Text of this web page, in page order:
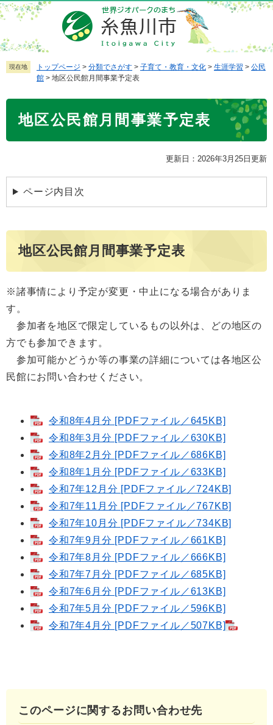
ペ
ー
ジ
の
先
メ
ニ
ュ
ー
を
本
現在地 トップページ > 分類でさがす > 子育て・教育・文化 > 生涯学習 > 公民
館 > 地区公民館月間事業予定表
地区公民館月間事業予定表
更新日：2026年3月25日更新
ページ内目次
地区公民館月間事業予定表
※諸事情により予定が変更・中止になる場合がありま
す。
参加者を地区で限定しているもの以外は、どの地区の
方でも参加できます。
参加可能かどうか等の事業の詳細については各地区公
民館にお問い合わせください。​
令和8年4月分 [PDFファイル／645KB]
令和8年3月分 [PDFファイル／630KB]
令和8年2月分 [PDFファイル／686KB]
令和8年1月分 [PDFファイル／633KB]
令和7年12月分 [PDFファイル／724KB]
令和7年11月分 [PDFファイル／767KB]
令和7年10月分 [PDFファイル／734KB]
令和7年9月分 [PDFファイル／661KB]
令和7年8月分 [PDFファイル／666KB]
令和7年7月分 [PDFファイル／685KB]
令和7年6月分 [PDFファイル／613KB]
令和7年5月分 [PDFファイル／596KB]
令和7年4月分 [PDFファイル／507KB]
このページに関するお問い合わせ先